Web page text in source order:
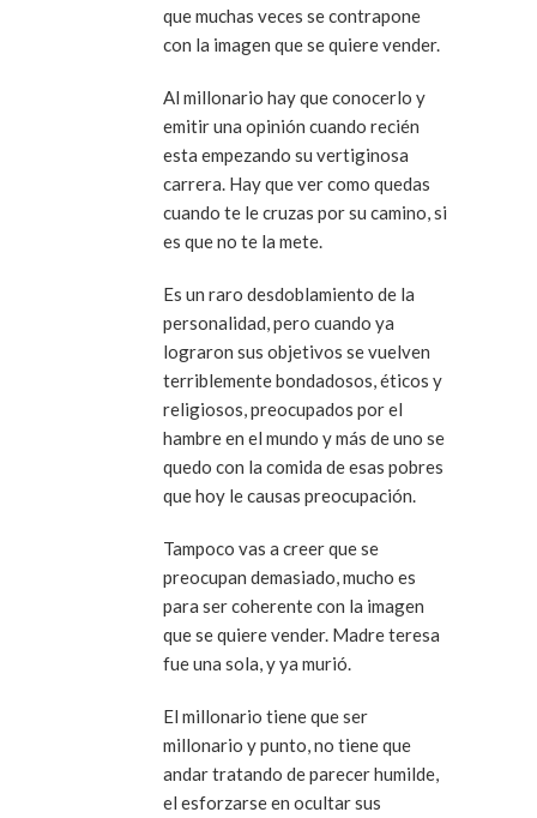
que muchas veces se contrapone
con la imagen que se quiere vender.
Al millonario hay que conocerlo y
emitir una opinión cuando recién
esta empezando su vertiginosa
carrera. Hay que ver como quedas
cuando te le cruzas por su camino, si
es que no te la mete.
Es un raro desdoblamiento de la
personalidad, pero cuando ya
lograron sus objetivos se vuelven
terriblemente bondadosos, éticos y
religiosos, preocupados por el
hambre en el mundo y más de uno se
quedo con la comida de esas pobres
que hoy le causas preocupación.
Tampoco vas a creer que se
preocupan demasiado, mucho es
para ser coherente con la imagen
que se quiere vender. Madre teresa
fue una sola, y ya murió.
El millonario tiene que ser
millonario y punto, no tiene que
andar tratando de parecer humilde,
el esforzarse en ocultar sus